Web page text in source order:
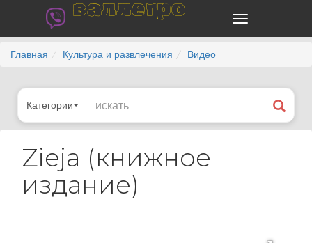
валлегро
Главная Культура и развлечения Видео
Категории
Zieja (книжное
издание)